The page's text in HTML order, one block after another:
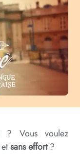
? Vous voulez
sans effort?